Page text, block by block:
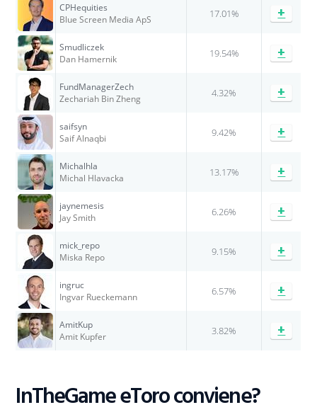
CPHequities
Blue Screen Media ApS
17.01% +
Smudliczek
Dan Hamernik
19.54% +
FundManagerZech
Zechariah Bin Zheng
4.32% +
saifsyn
Saif Alnaqbi
9.42% +
Michalhla
Michal Hlavacka
13.17% +
jaynemesis
Jay Smith
6.26% +
mick_repo
Miska Repo
9.15% +
ingruc
Ingvar Rueckemann
6.57% +
AmitKup
Amit Kupfer
3.82% +
InTheGame eToro conviene?